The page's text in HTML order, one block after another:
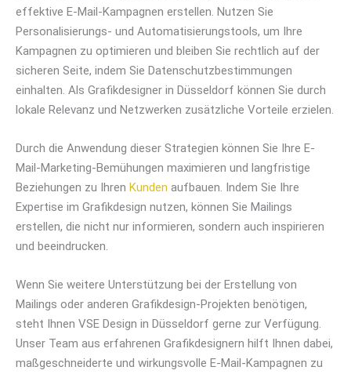
effektive E-Mail-Kampagnen erstellen. Nutzen Sie
Personalisierungs- und Automatisierungstools, um Ihre
Kampagnen zu optimieren und bleiben Sie rechtlich auf der
sicheren Seite, indem Sie Datenschutzbestimmungen
einhalten. Als Grafikdesigner in Düsseldorf können Sie durch
lokale Relevanz und Netzwerken zusätzliche Vorteile erzielen.
Durch die Anwendung dieser Strategien können Sie Ihre E-
Mail-Marketing-Bemühungen maximieren und langfristige
Beziehungen zu Ihren Kunden aufbauen. Indem Sie Ihre
Expertise im Grafikdesign nutzen, können Sie Mailings
erstellen, die nicht nur informieren, sondern auch inspirieren
und beeindrucken.
Wenn Sie weitere Unterstützung bei der Erstellung von
Mailings oder anderen Grafikdesign-Projekten benötigen,
steht Ihnen VSE Design in Düsseldorf gerne zur Verfügung.
Unser Team aus erfahrenen Grafikdesignern hilft Ihnen dabei,
maßgeschneiderte und wirkungsvolle E-Mail-Kampagnen zu